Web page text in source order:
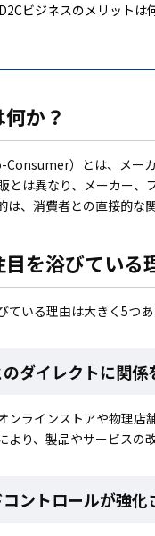
ビジネスのメリットは
か？
）とは、メー
とは異なり、メーカー
は、消費者との直接的な
目を浴びている
ている理由は大きく5つあ
ダイレクトに関係
ンラインストアや物理
より、製品やサービスの
ントロールが強化